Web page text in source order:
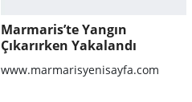
Marmaris’te Yangın
Çıkarırken Yakalandı
www.marmarisyenisayfa.com